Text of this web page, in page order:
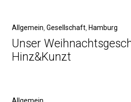
Vorheriger
Beitrag
Allgemein Gesellschaft Hamburg
Unser
Hinz&Kunzt